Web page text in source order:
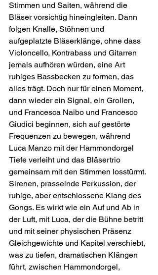
Stimmen und Saiten, während die
Bläser vorsichtig hineingleiten. Dann
folgen Knalle, Stöhnen und
aufgeplatzte Bläserklänge, ohne dass
Violoncello, Kontrabass und Gitarren
jemals aufhören würden, eine Art
ruhiges Bassbecken zu formen, das
alles trägt. Doch nur für einen Moment,
dann wieder ein Signal, ein Grollen,
und Francesca Naibo und Francesco
Giudici beginnen, sich auf gestörte
Frequenzen zu bewegen, während
Luca Manzo mit der Hammondorgel
Tiefe verleiht und das Bläsertrio
gemeinsam mit den Stimmen losstürmt.
Sirenen, prasselnde Perkussion, der
ruhige, aber entschlossene Klang des
Gongs. Es wirkt wie ein Auf und Ab in
der Luft, mit Luca, der die Bühne betritt
und mit seiner physischen Präsenz
Gleichgewichte und Kapitel verschiebt,
was zu tiefen, dramatischen Klängen
führt, zwischen Hammondorgel,